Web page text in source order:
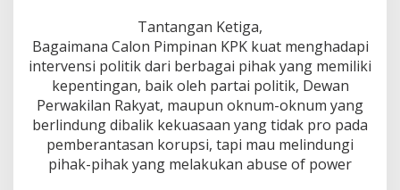
Tantangan Ketiga,
Bagaimana Calon Pimpinan KPK kuat menghadapi
intervensi politik dari berbagai pihak yang memiliki
kepentingan, baik oleh partai politik, Dewan
Perwakilan Rakyat, maupun oknum-oknum yang
berlindung dibalik kekuasaan yang tidak pro pada
pemberantasan korupsi, tapi mau melindungi
pihak-pihak yang melakukan abuse of power